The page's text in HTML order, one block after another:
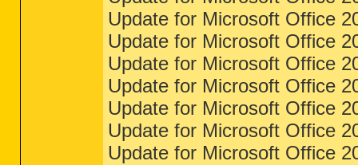
Update for Microsoft Office
Update for Microsoft Office
Update for Microsoft Office
Update for Microsoft Office
Update for Microsoft Office
Update for Microsoft Office
Update for Microsoft Office